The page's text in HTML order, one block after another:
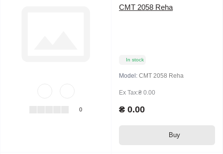
0
CMT 2058 Reha
In stock
Model: CMT 2058 Reha
Ex Tax:₴ 0.00
₴ 0.00
Buy